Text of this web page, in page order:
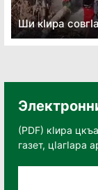
Ши кӏира
(PDF) кӀира
газет,